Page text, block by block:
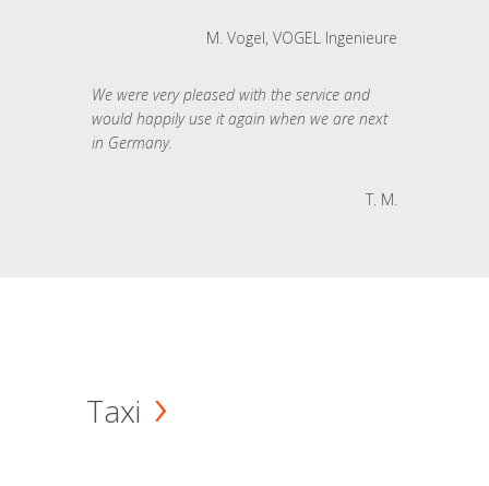
M. Vogel, VOGEL Ingenieure
We were very pleased with the service and
would happily use it again when we are next
in Germany.
T. M.
Taxi